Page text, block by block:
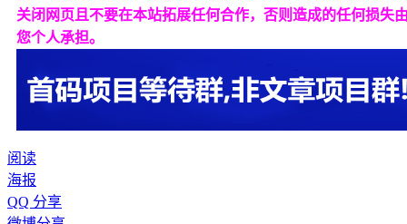
关闭网页且不要在本站拓展任何合作，否则造成的任何损失
您个人承担。
阅读
海报
QQ 分享